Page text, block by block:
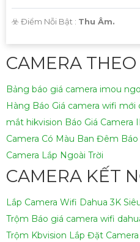
️☣️ Điểm Nỗi Bật : Thu Âm.
CAMERA
Bảng báo giá camera imou
Hàng Báo Giá camera wifi mới
mắt hikvision Báo Giá Camera
Camera Có Màu Ban Đêm
Camera Lắp Ngoài Trời
CAMERA KẾT
Lắp Camera Wifi Dahua 3K
Trộm Báo giá camera wifi
Trộm Kbvision Lắp Đặt